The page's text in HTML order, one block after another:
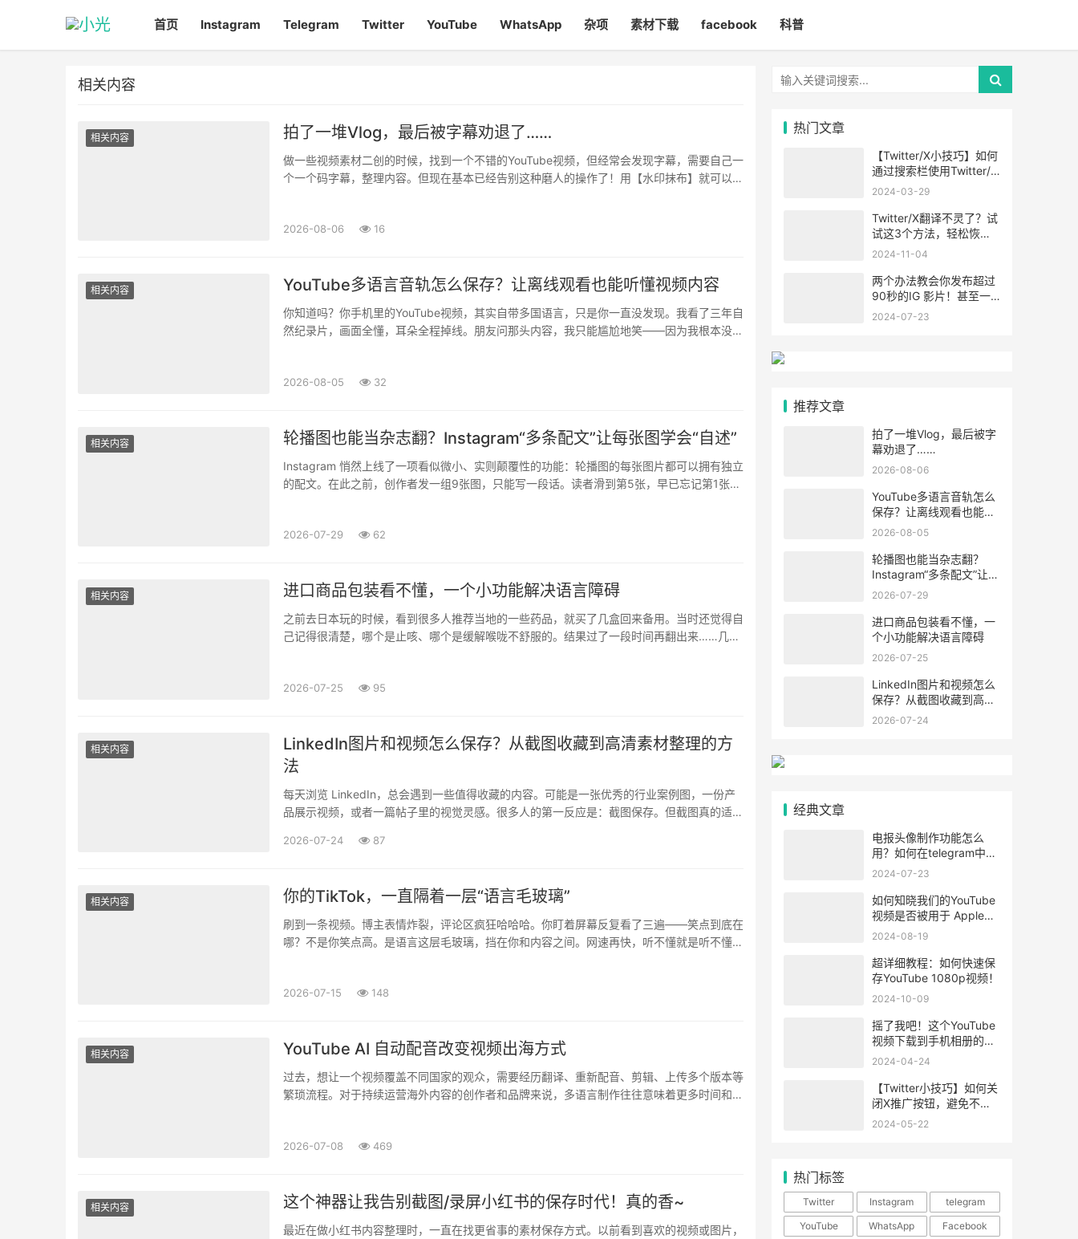
首页 Instagram Telegram Twitter YouTube WhatsApp 杂项 素材下载 facebook 科普
相关内容
相关内容 拍了一堆Vlog，最后被字幕劝退了……
做一些视频素材二创的时候，找到一个不错的YouTube视频，但经常会发现字幕，需要自己一
个一个码字幕，整理内容。但现在基本已经告别这种磨人的操作了！用【水印抹布】就可以，
2026-08-06 16
相关内容 YouTube多语言音轨怎么保存？让离线观看也能听懂视频内容
你知道吗？你手机里的YouTube视频，其实自带多国语言，只是你一直没发现。我看了三年自
然纪录片，画面全懂，耳朵全程掉线。朋友问那头内容，我只能尴尬地笑——因为我根本没听
2026-08-05 32
相关内容 轮播图也能当杂志翻？Instagram“多条配文”让每张图学会“自述”
Instagram 悄然上线了一项看似微小、实则颠覆性的功能：轮播图的每张图片都可以拥有独立
的配文。在此之前，创作者发一组9张图，只能写一段话。读者滑到第5张，早已忘记第1张在
2026-07-29 62
相关内容 进口商品包装看不懂，一个小功能解决语言障碍
之前去日本玩的时候，看到很多人推荐当地的一些药品，就买了几盒回来备用。当时还觉得自
己记得很清楚，哪个是止咳、哪个是缓解喉咙不舒服的。结果过了一段时间再翻出来……几个
2026-07-25 95
相关内容
LinkedIn图片和视频怎么保存？从截图收藏到高清素材整理的方
法
每天浏览 LinkedIn，总会遇到一些值得收藏的内容。可能是一张优秀的行业案例图，一份产
品展示视频，或者一篇帖子里的视觉灵感。很多人的第一反应是：截图保存。但截图真的适合
2026-07-24 87
相关内容 你的TikTok，一直隔着一层“语言毛玻璃”
刷到一条视频。博主表情炸裂，评论区疯狂哈哈哈。你盯着屏幕反复看了三遍——笑点到底在
哪？不是你笑点高。是语言这层毛玻璃，挡在你和内容之间。网速再快，听不懂就是听不懂。
2026-07-15 148
相关内容 YouTube AI 自动配音改变视频出海方式
过去，想让一个视频覆盖不同国家的观众，需要经历翻译、重新配音、剪辑、上传多个版本等
繁琐流程。对于持续运营海外内容的创作者和品牌来说，多语言制作往往意味着更多时间和制
2026-07-08 469
相关内容 这个神器让我告别截图/录屏小红书的保存时代！真的香~
最近在做小红书内容整理时，一直在找更省事的素材保存方式。以前看到喜欢的视频或图片，
热门文章
【Twitter/X小技巧】如何
通过搜索栏使用Twitter/X
的高级搜索功能
2024-03-29
Twitter/X翻译不灵了？试
试这3个方法，轻松恢
复！
2024-11-04
两个办法教会你发布超过
90秒的IG 影片！甚至一
小时！
2024-07-23
推荐文章
拍了一堆Vlog，最后被字
幕劝退了……
2026-08-06
YouTube多语言音轨怎么
保存？让离线观看也能听
懂视频内容
2026-08-05
轮播图也能当杂志翻？
Instagram“多条配文”让每
张图学会“自述”
2026-07-29
进口商品包装看不懂，一
个小功能解决语言障碍
2026-07-25
LinkedIn图片和视频怎么
保存？从截图收藏到高清
素材整理的方法
2026-07-24
经典文章
电报头像制作功能怎么
用？如何在telegram中制
作个人头像详细教学！
2024-07-23
如何知晓我们的YouTube
视频是否被用于 Apple、
Claude 或 Open AI 训练
2024-08-19
超详细教程：如何快速保
存YouTube 1080p视频！
2024-10-09
摇了我吧！这个YouTube
视频下载到手机相册的方
法我不藏了！
2024-04-24
【Twitter小技巧】如何关
闭X推广按钮，避免不必
要的广告骚扰！
2024-05-22
热门标签
Twitter Instagram
telegram
YouTube
WhatsApp
Facebook